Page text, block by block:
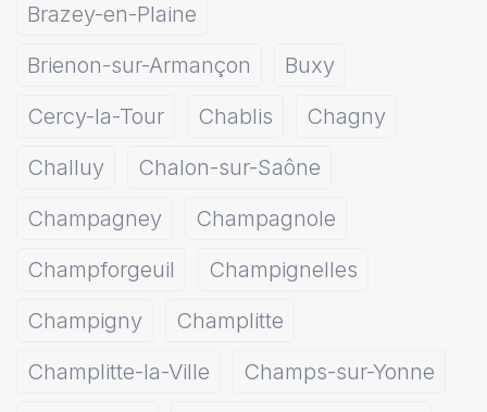
Brazey-en-Plaine
Brienon-sur-Armançon
Buxy
Cercy-la-Tour
Chablis
Chagny
Challuy
Chalon-sur-Saône
Champagney
Champagnole
Champforgeuil
Champignelles
Champigny
Champlitte
Champlitte-la-Ville
Champs-sur-Yonne